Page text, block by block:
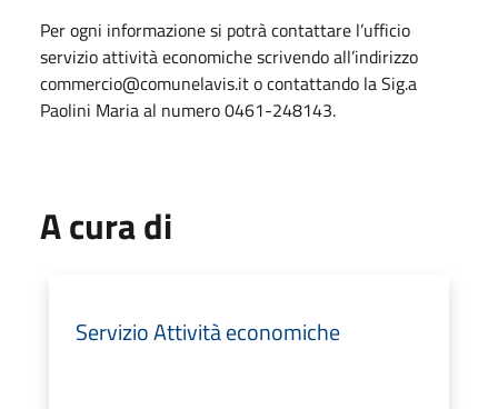
Per ogni informazione si potrà contattare l’ufficio
servizio attività economiche scrivendo all’indirizzo
commercio@comunelavis.it o contattando la Sig.a
Paolini Maria al numero 0461-248143.
A cura di
Servizio Attività economiche